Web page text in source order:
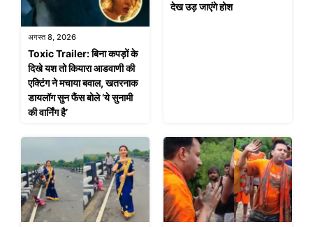
अगस्त 8, 2026
Toxic Trailer: बिना कपड़ों के
दिखे यश तो कियारा आडवाणी की
एक्टिंग ने मचाया बवाल, खतरनाक
डायलॉग सुन फैंस बोले ‘ये सुनामी
की वार्निंग है’
देख उड़ जाएंगे होश